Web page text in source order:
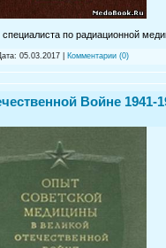
по радиационной
05.03.2017 Комментарии (0)
Войне 1941-